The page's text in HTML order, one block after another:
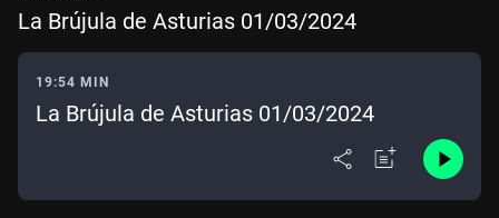
La Brújula de Asturias 01/03/2024
19:54 MIN
La Brújula de Asturias 01/03/2024